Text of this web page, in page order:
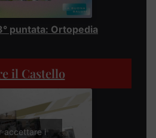
puntata: Ortopedia
il Castello
accettare i